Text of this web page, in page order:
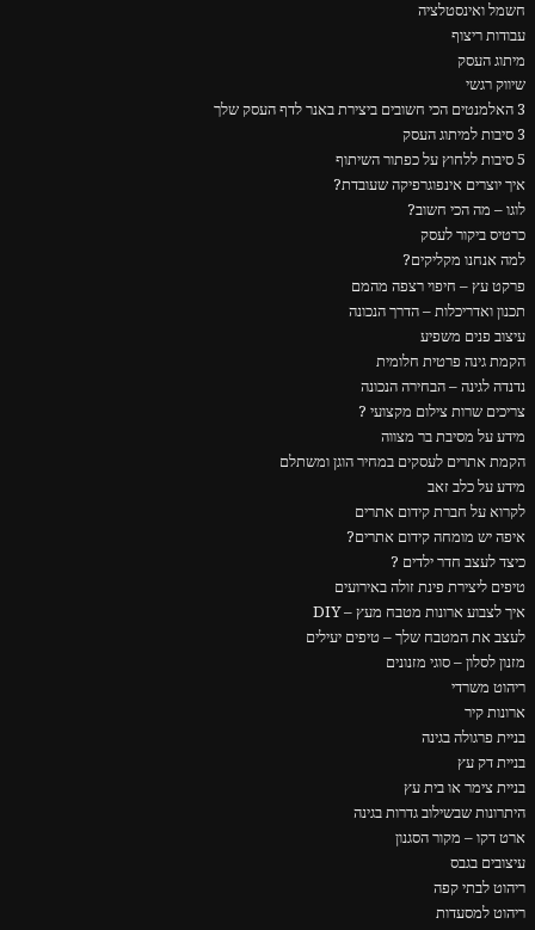
חשמל ואינסטלציה
עבודות ריצוף
מיתוג העסק
שיווק רגשי
3 האלמנטים הכי חשובים ביצירת באנר לדף העסק שלך
3 סיבות למיתוג העסק
5 סיבות ללחוץ על כפתור השיתוף
איך יוצרים אינפוגרפיקה שעובדת?
לוגו – מה הכי חשוב?
כרטיס ביקור לעסק
למה אנחנו מקליקים?
פרקט עץ – חיפוי רצפה מהמם
תכנון ואדריכלות – הדרך הנכונה
עיצוב פנים משפיע
הקמת גינה פרטית חלומית
נדנדה לגינה – הבחירה הנכונה
צריכים שרות צילום מקצועי ?
מידע על מסיבת בר מצווה
הקמת אתרים לעסקים במחיר הוגן ומשתלם
מידע על כלב זאב
לקרוא על חברת קידום אתרים
איפה יש מומחה קידום אתרים?
כיצד לעצב חדר ילדים ?
טיפים ליצירת פינת זולה באירועים
איך לצבוע ארונות מטבח מעץ – DIY
לעצב את המטבח שלך – טיפים יעילים
מזנון לסלון – סוגי מזנונים
ריהוט משרדי
ארונות קיר
בניית פרגולה בגינה
בניית דק עץ
בניית צימר או בית עץ
היתרונות שבשילוב גדרות בגינה
ארט דקו – מקור הסגנון
עיצובים בגבס
ריהוט לבתי קפה
ריהוט למסעדות